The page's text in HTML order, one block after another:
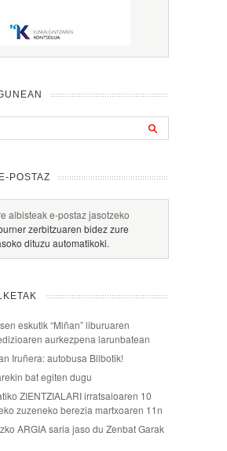
POSTAZ
albisteak e-postaz jasotzeko
zerbitzuaren bidez zure
dituzu automatikoki.
eskutik “Miñan” liburuaren
aurkezpena larunbatean
Iruñera: autobusa Bilbotik!
bat egiten dugu
ZIENTZIALARI irratsaioaren 10
zuzeneko berezia martxoaren 11n
ARGIA saria jaso du Zenbat Garak